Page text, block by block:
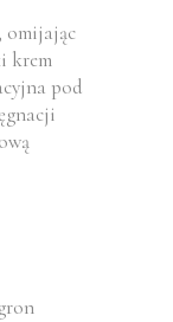
omijając
krem
pod